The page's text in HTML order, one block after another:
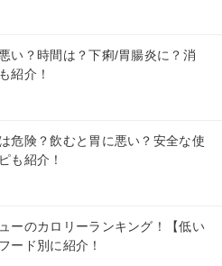
い？時間は？下痢/胃腸炎に？消
紹介！
危険？飲むと胃に悪い？安全な使
も紹介！
ーのカロリーランキング！【低い
ード別に紹介！